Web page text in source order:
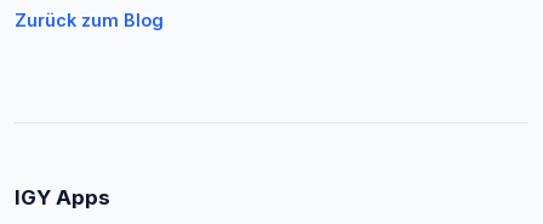
Zurück zum Blog
IGY Apps